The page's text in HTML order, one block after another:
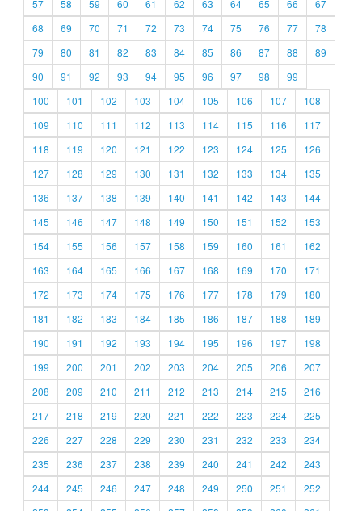
57
58 59 60 61 62 63 64 65 66
67
68
69 70 71 72 73 74 75 76 77
78
79
80 81 82 83 84 85 86 87 88
89
90
91 92 93 94 95 96 97 98
99
100
101 102 103 104 105 106 107
108
109
110 111 112 113 114 115 116
117
118
119 120 121 122 123 124 125
126
127
128 129 130 131 132 133 134
135
136
137 138 139 140 141 142 143
144
145
146 147 148 149 150 151 152
153
154
155 156 157 158 159 160 161
162
163
164 165 166 167 168 169 170
171
172
173 174 175 176 177 178 179
180
181
182 183 184 185 186 187 188
189
190
191 192 193 194 195 196 197
198
199
200 201 202 203 204 205 206
207
208
209 210 211 212 213 214 215
216
217
218 219 220 221 222 223 224
225
226
227 228 229 230 231 232 233
234
235
236 237 238 239 240 241 242
243
244
245 246 247 248 249 250 251
252